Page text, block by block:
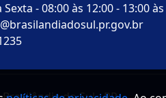
- 08:00 às 12:00 - 13:00